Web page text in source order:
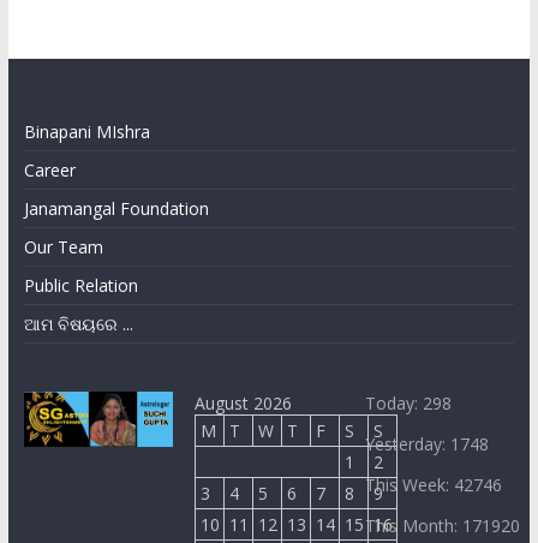
Binapani MIshra
Career
Janamangal Foundation
Our Team
Public Relation
ଆମ ବିଷୟରେ ...
August 2026
M
T W T F S
S
1
2
3
4 5 6 7 8
9
10 11 12 13 14 15 16
Today: 298
Yesterday: 1748
This Week: 42746
This Month: 171920